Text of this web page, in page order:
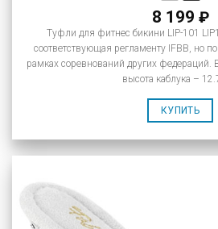
8 199 ₽
Туфли для фитнес бикини LIP-101
соответствующая регламенту IFBB, но
рамках соревнований других
высота каблука –
КУПИТЬ